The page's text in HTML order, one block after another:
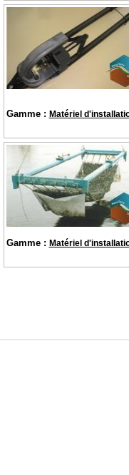
Gamme : Matériel
Gamme : Matériel